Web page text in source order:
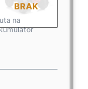
BRAK
na